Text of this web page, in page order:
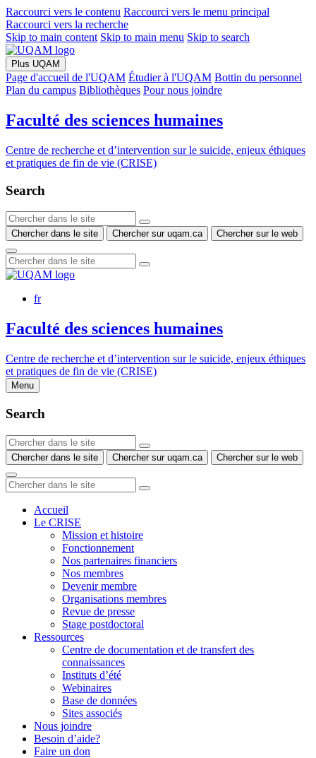
Raccourci vers le contenu Raccourci vers le menu principal
Raccourci vers la recherche
Skip to main content Skip to main menu Skip to search
Plus UQAM
Page d'accueil de l'UQAM Étudier à l'UQAM Bottin du personnel
Plan du campus Bibliothèques Pour nous joindre
Faculté des sciences humaines
Centre de recherche et d’intervention sur le suicide, enjeux éthiques
et pratiques de fin de vie (CRISE)
Search
Chercher dans le site Chercher sur uqam.ca Chercher sur le web
fr
Faculté des sciences humaines
Centre de recherche et d’intervention sur le suicide, enjeux éthiques
et pratiques de fin de vie (CRISE)
Menu
Search
Chercher dans le site Chercher sur uqam.ca Chercher sur le web
Accueil
Le CRISE
Mission et histoire
Fonctionnement
Nos partenaires financiers
Nos membres
Devenir membre
Organisations membres
Revue de presse
Stage postdoctoral
Ressources
Centre de documentation et de transfert des
connaissances
Instituts d’été
Webinaires
Base de données
Sites associés
Nous joindre
Besoin d’aide?
Faire un don